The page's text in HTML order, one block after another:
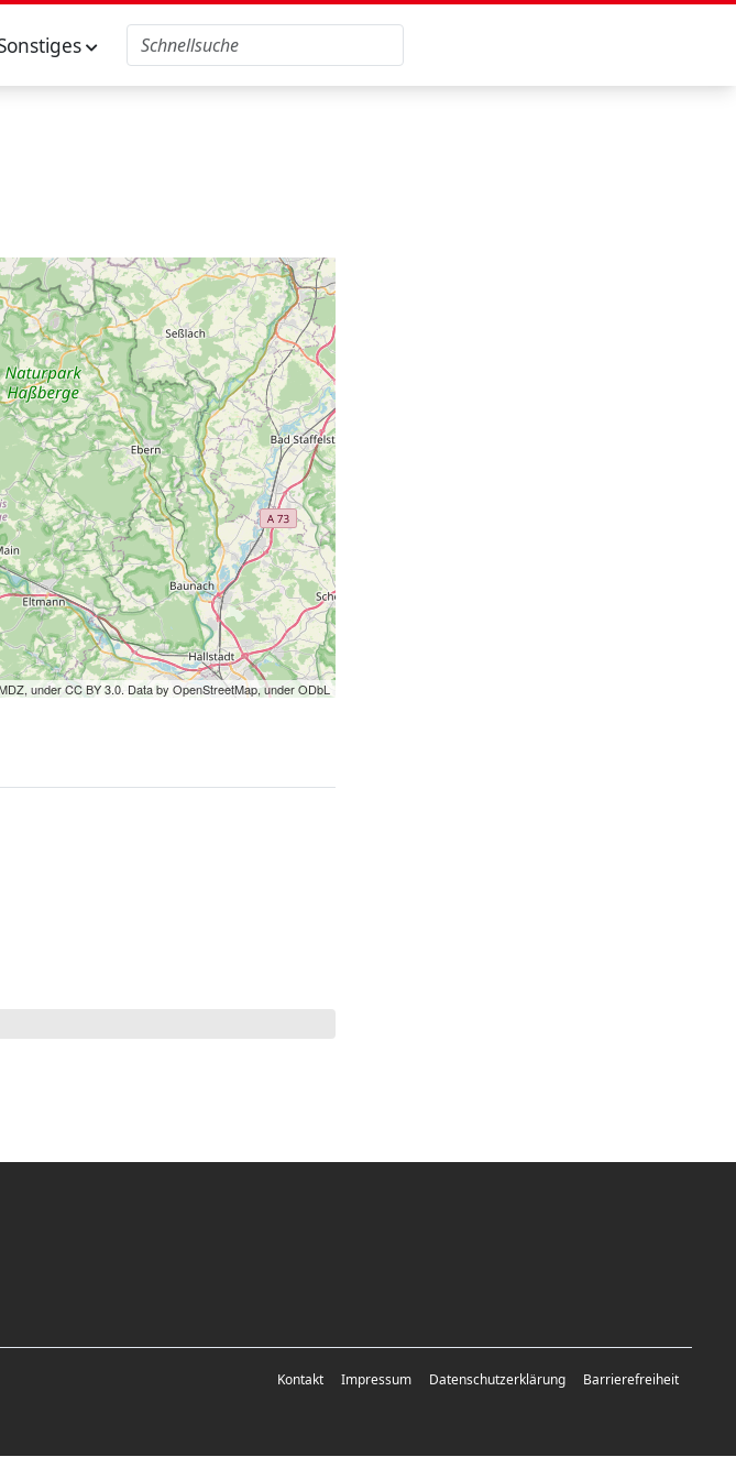
under CC BY 3.0. Data by OpenStreetMap, under ODbL
Kontakt Impressum Datenschutzerklärung Barrierefreiheit